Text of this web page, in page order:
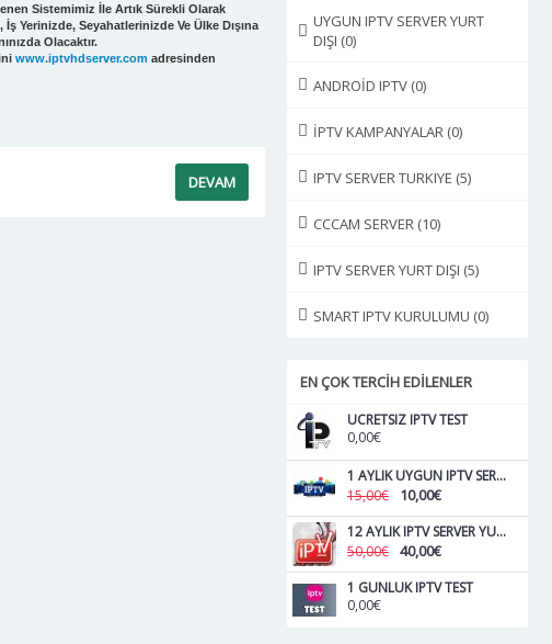
UYGUN IPTV SERVER YURT
DIŞI (0)
ANDROİD IPTV (0)
İPTV KAMPANYALAR (0)
IPTV SERVER TURKIYE (5)
CCCAM SERVER (10)
IPTV SERVER YURT DIŞI (5)
SMART IPTV KURULUMU (0)
EN ÇOK TERCİH EDİLENLER
UCRETSIZ IPTV TEST
0,00€
1 AYLIK UYGUN IPTV SERVER
15,00€
10,00€
12 AYLIK IPTV SERVER YURTDISI
50,00€ 40,00€
1 GUNLUK IPTV TEST
0,00€
Sistemimiz İle Artık Sürekli Olarak
Yerinizde, Seyahatlerinizde Ve Ülke Dışına
Olacaktır.
www.iptvhdserver.com adresinden
DEVAM